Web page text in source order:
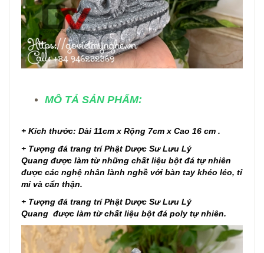
MÔ TẢ SẢN PHẨM:
+ Kích thước: Dài 11cm x Rộng 7cm x Cao 16 cm .
+ Tượng đá trang trí Phật Dược Sư Lưu Lý
Quang được làm từ những chất liệu bột đá tự nhiên
được các nghệ nhân lành nghề với bàn tay khéo léo, tỉ
mỉ và cẩn thận.
+ Tượng đá trang trí Phật Dược Sư Lưu Lý
Quang được làm từ chất liệu bột đá poly tự nhiên.